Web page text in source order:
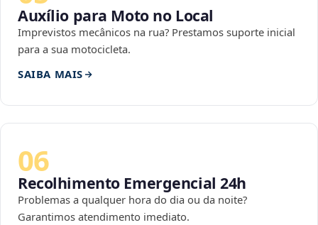
Auxílio para Moto no Local
Imprevistos mecânicos na rua? Prestamos suporte inicial
para a sua motocicleta.
SAIBA MAIS
06
Recolhimento Emergencial 24h
Problemas a qualquer hora do dia ou da noite?
Garantimos atendimento imediato.